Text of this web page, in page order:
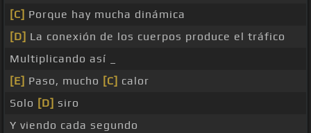
[C] Porque hay mucha dinámica
[D] La conexión de los cuerpos produce el tráfico
Multiplicando así _
[E] Paso, mucho [C] calor
Solo [D] siro
Y viendo cada segundo